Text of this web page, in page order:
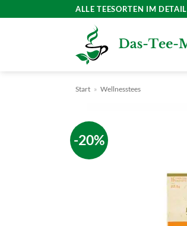
ALLE TEESORTEN IM DETAIL
Start » Wellnesstees
-20%